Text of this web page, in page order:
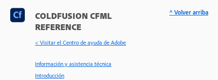
COLDFUSION CFML
REFERENCE
< Visitar el Centro de ayuda de Adobe
Información y asistencia técnica
Introducción
^ Volver arriba